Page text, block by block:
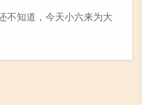
不知道，今天小六来为大